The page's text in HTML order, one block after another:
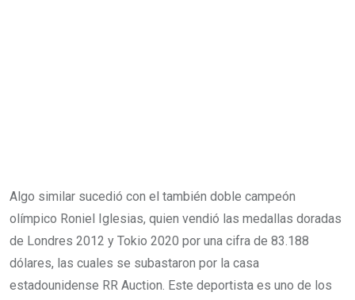
Algo similar sucedió con el también doble campeón
olímpico Roniel Iglesias, quien vendió las medallas doradas
de Londres 2012 y Tokio 2020 por una cifra de 83.188
dólares, las cuales se subastaron por la casa
estadounidense RR Auction. Este deportista es uno de los